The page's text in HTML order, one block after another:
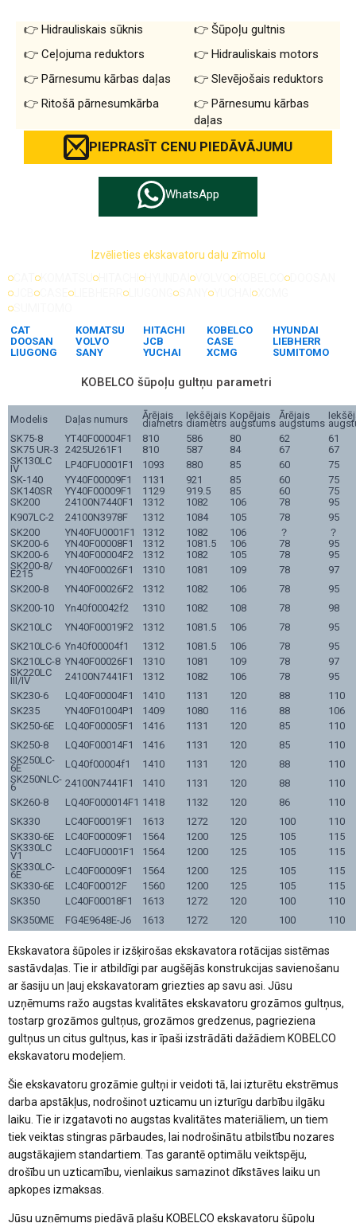
Hidrauliskais sūknis
Ceļojuma reduktors
Pārnesumu kārbas daļas
Ritošā pārnesumkārba
Šūpoļu gultnis
Hidrauliskais motors
Slevējošais reduktors
Pārnesumu kārbas
daļas
PIEPRASĪT CENU PIEDĀVĀJUMU
WhatsApp
Izvēlieties ekskavatoru daļu zīmolu
CAT KOMATSU HITACHI KOBELCO
HYUNDAI
DOOSAN
VOLVO JCB CASE
LIEBHERR
LIUGONG
SANY YUCHAI XCMG SUMITOMO
KOBELCO šūpoļu gultņu parametri
Modelis Daļas numurs Ārējais
diametrs
Iekšējais
diametrs
Kopējais
augstums
Ārējais
augstums
SK75-8
YT40F00004F1 810 586 80 62
61
SK75 UR-3 2425U261F1 810 587 84 67
67
SK130LC
IV LP40FU0001F1 1093 880 85 60
75
SK-140
YY40F00009F1 1131 921 85 60
75
SK140SR
YY40F00009F1 1129 919.5 85 60
75
SK200
24100N7440F1 1312 1082 106 78
95
K907LC-2
24100N3978F 1312 1084 105 78
95
SK200
YN40FU0001F1 1312 1082 106 ？
？
SK200-6
YN40F00008F1 1312 1081.5 106 78
95
SK200-6
YN40F00004F2 1312 1082 105 78
95
SK200-8/
E215 YN40F00026F1 1310 1081 109 78
97
SK200-8
YN40F00026F2 1312 1082 106 78
95
SK200-10
Yn40f00042f2 1310 1082 108 78
98
SK210LC
YN40F00019F2 1312 1081.5 106 78
95
SK210LC-6 Yn40f00004f1 1312 1081.5 106 78
95
SK210LC-8 YN40F00026F1 1310 1081 109 78
97
SK220LC
III/IV 24100N7441F1 1312 1082 106 78
95
SK230-6
LQ40F00004F1 1410 1131 120 88
110
SK235
YN40F01004P1 1409 1080 116 88
106
SK250-6E
LQ40F00005F1 1416 1131 120 85
110
SK250-8
LQ40F00014F1 1416 1131 120 85
110
SK250LC-
6E LQ40f00004f1 1410 1131 120 88
110
SK250NLC-
6 24100N7441F1 1410 1131 120 88
110
SK260-8
LQ40F000014F1 1418 1132 120 86
110
SK330
LC40F00019F1 1613 1272 120 100
110
SK330-6E
LC40F00009F1 1564 1200 125 105
115
SK330LC
V1 LC40FU0001F1 1564 1200 125 105
115
SK330LC-
6E LC40F00009F1 1564 1200 125 105
115
SK330-6E
LC40F00012F 1560 1200 125 105
115
SK350
LC40F00018F1 1613 1272 120 100
110
SK350ME
FG4E9648E-J6 1613 1272 120 100 110
Ekskavatora šūpoles ir izšķirošas ekskavatora rotācijas sistēmas
sastāvdaļas. Tie ir atbildīgi par augšējās konstrukcijas savienošanu
ar šasiju un ļauj ekskavatoram griezties ap savu asi. Jūsu
uzņēmums ražo augstas kvalitātes ekskavatoru grozāmos gultņus,
tostarp grozāmos gultņus, grozāmos gredzenus, pagrieziena
gultņus un citus gultņus, kas ir īpaši izstrādāti dažādiem KOBELCO
ekskavatoru modeļiem.
Šie ekskavatoru grozāmie gultņi ir veidoti tā, lai izturētu ekstrēmus
darba apstākļus, nodrošinot uzticamu un izturīgu darbību ilgāku
laiku. Tie ir izgatavoti no augstas kvalitātes materiāliem, un tiem
tiek veiktas stingras pārbaudes, lai nodrošinātu atbilstību nozares
augstākajiem standartiem. Tas garantē optimālu veiktspēju,
drošību un uzticamību, vienlaikus samazinot dīkstāves laiku un
apkopes izmaksas.
Jūsu uzņēmums piedāvā plašu KOBELCO ekskavatoru šūpoļu